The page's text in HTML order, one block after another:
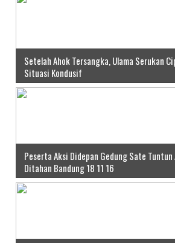
Setelah Ahok Tersangka, Ulama Serukan
Situasi Kondusif
Peserta Aksi Didepan Gedung Sate Tuntun
Ditahan Bandung 18 11 16